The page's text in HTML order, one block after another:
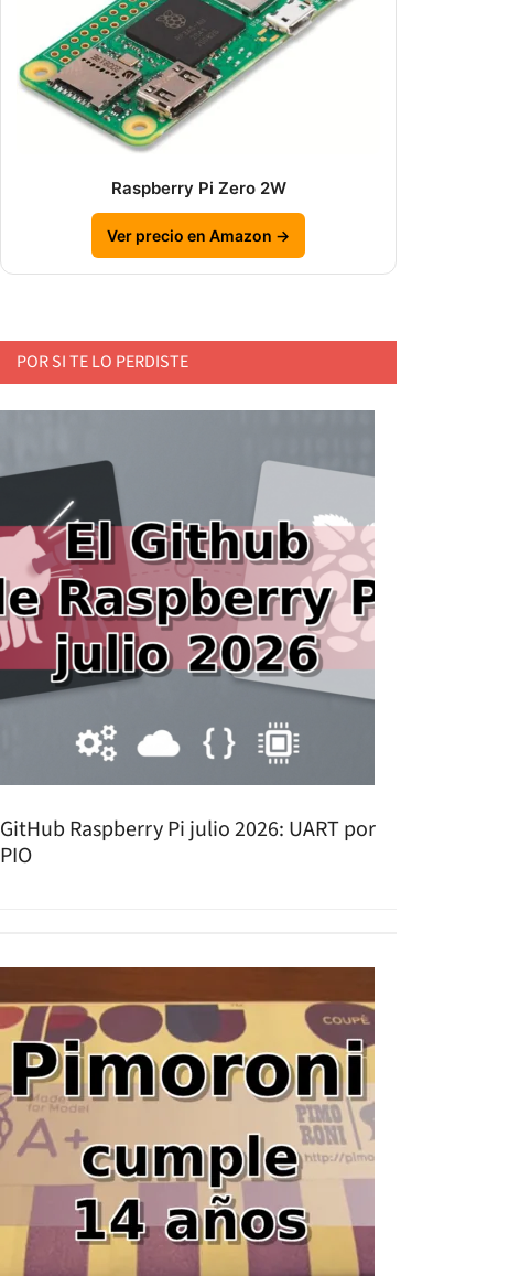
Raspberry Pi Zero 2W
Ver precio en Amazon →
POR SI TE LO PERDISTE
GitHub Raspberry Pi julio 2026: UART por
PIO